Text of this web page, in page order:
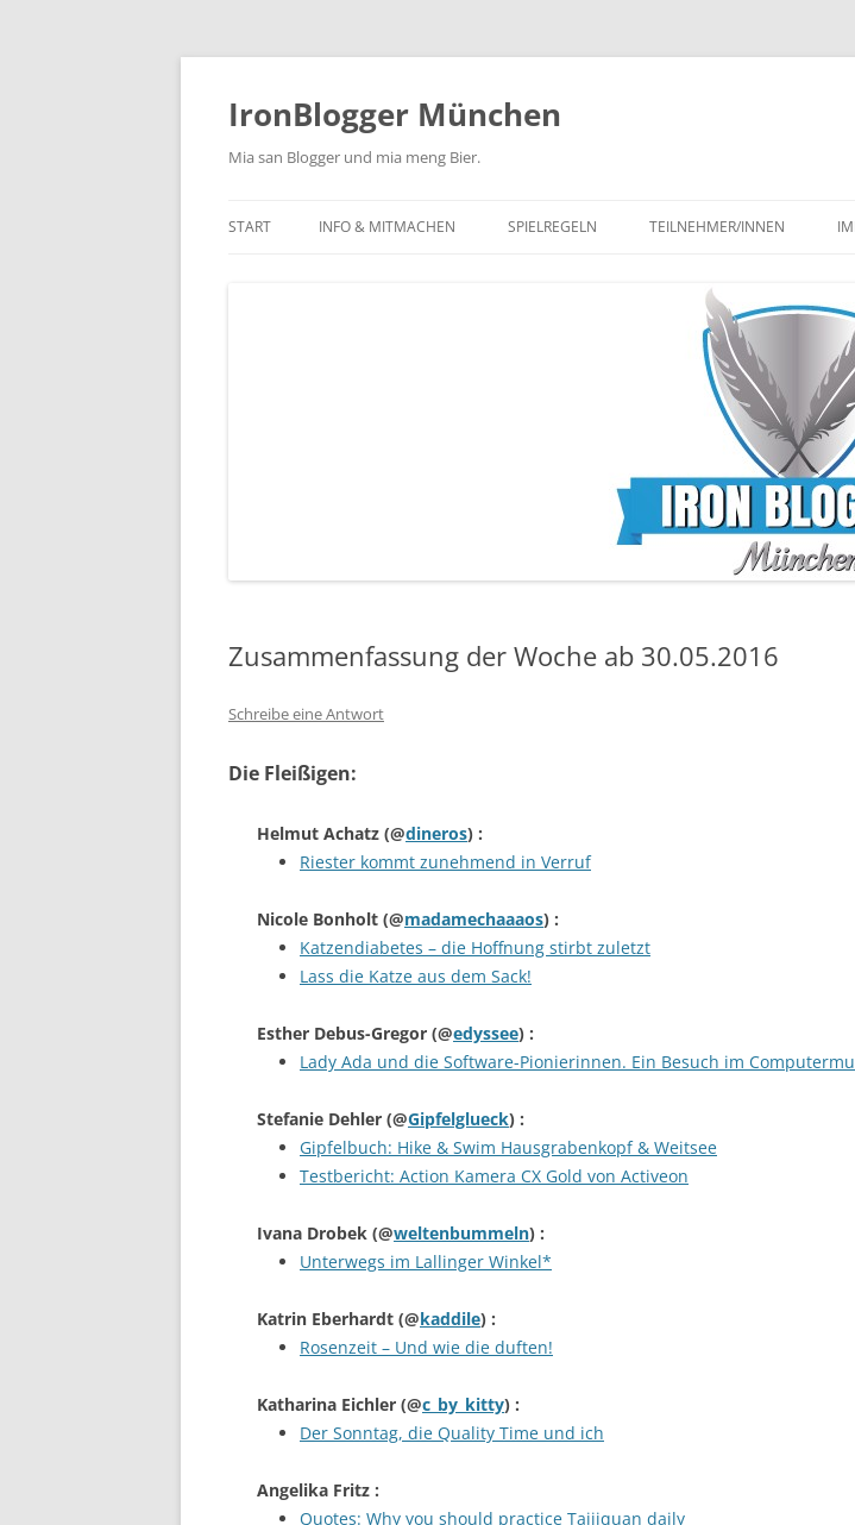
Zum
IronBlogger München
Mia san Blogger und mia meng Bier.
START INFO & MITMACHEN SPIELREGELN TEILNEHMER/INNEN
Zusammenfassung der Woche ab 30.05.2016
Schreibe eine Antwort
Die Fleißigen:
Helmut Achatz (@dineros) :
Riester kommt zunehmend in Verruf
Nicole Bonholt (@madamechaaaos) :
Katzendiabetes – die Hoffnung stirbt zuletzt
Lass die Katze aus dem Sack!
Esther Debus-Gregor (@edyssee) :
Lady Ada und die Software-Pionierinnen. Ein Besuch im
Stefanie Dehler (@Gipfelglueck) :
Gipfelbuch: Hike & Swim Hausgrabenkopf & Weitsee
Testbericht: Action Kamera CX Gold von Activeon
Ivana Drobek (@weltenbummeln) :
Unterwegs im Lallinger Winkel*
Katrin Eberhardt (@kaddile) :
Rosenzeit – Und wie die duften!
Katharina Eichler (@c_by_kitty) :
Der Sonntag, die Quality Time und ich
Angelika Fritz :
Quotes: Why you should practice Taijiquan daily